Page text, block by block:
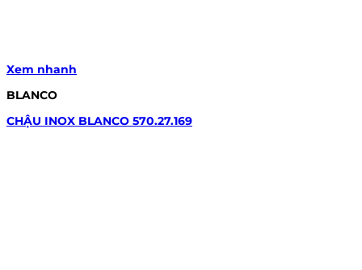
Xem nhanh
BLANCO
CHẬU INOX BLANCO 570.27.169